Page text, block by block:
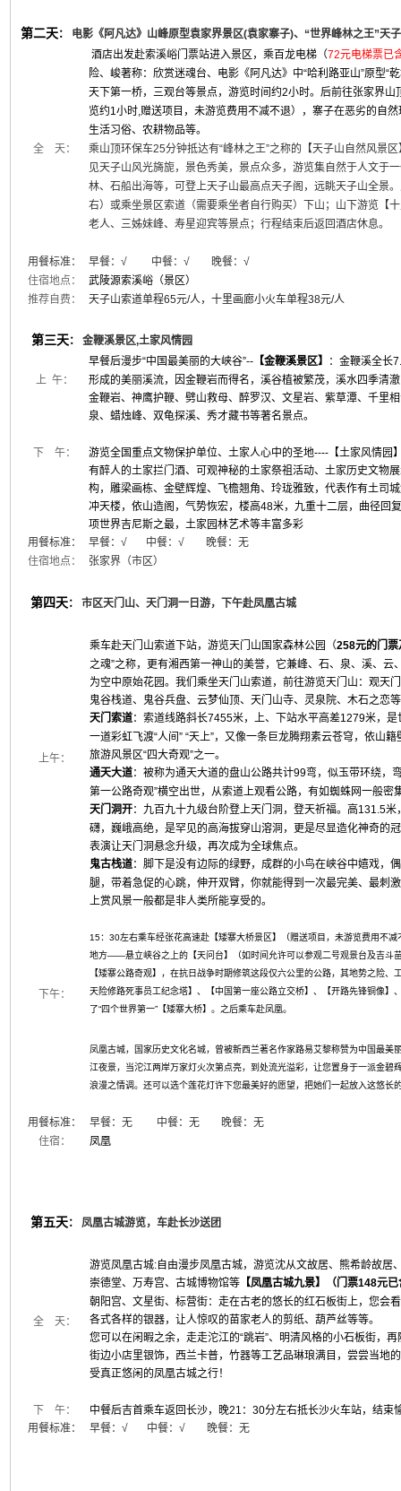
第二天： 电影《阿凡达》山峰原型袁家界景区(袁家寨子)、“世界峰林之王”天
全 天：
酒店出发赴索溪峪门票站进入景区，乘百龙电梯（72元电梯票已
险、峻著称：欣赏迷魂台、电影《阿凡达》中“哈利路亚山”原型“
天下第一桥，三观台等景点，游览时间约2小时。后前往张家界
览约1小时,赠送项目，未游览费用不减不退），寨子在恶劣的自
生活习俗、农耕物品等。
乘山顶环保车25分钟抵达有“峰林之王”之称的【天子山自然风景
见天子山风光旖旎，景色秀美，景点众多，游览集自然于人文于
林、石船出海等，可登上天子山最高点天子阁，远眺天子山全景
右）或乘坐景区索道（需要乘坐者自行购买）下山；山下游览【
老人、三姊妹峰、寿星迎宾等景点；行程结束后返回酒店休息。
用餐标准： 早餐：√ 中餐：√ 晚餐： √
住宿地点：
武陵源索溪峪（景区）
推荐自费：
天子山索道单程65元/人，十里画廊小火车单程38元/人
第三天： 金鞭溪景区,土家风情园
上 午：
早餐后漫步“中国最美丽的大峡谷”-- 【金鞭溪景区】
：金鞭溪全长
形成的美丽溪流，因金鞭岩而得名，溪谷植被繁茂，溪水四季清
金鞭岩、神鹰护鞭、劈山救母、醉罗汉、文星岩、紫草潭、千里
泉、蜡烛峰、双龟探溪、秀才藏书等著名景点。
下 午：
游览全国重点文物保护单位、土家人心中的圣地----【土家风情园
有醉人的土家拦门酒、可观神秘的土家祭祖活动、土家历史文物
构，雕梁画栋、金壁辉煌、飞檐翘角、玲珑雅致，代表作有土司
冲天楼，依山造阁，气势恢宏，楼高48米，九重十二层，曲径回
项世界吉尼斯之最，土家园林艺术等丰富多彩
用餐标准：
早餐： √ 中餐：√ 晚餐：无
住宿地点：
张家界（市区）
第四天： 市区天门山、天门洞一日游，下午赴凤凰古城
上午：
乘车赴天门山索道下站，游览天门山国家森林公园（258元的门
之魂”之称，更有湘西第一神山的美誉，它兼峰、石、泉、溪、
为空中原始花园。我们乘坐天门山索道，前往游览天门山：观天
鬼谷栈道、鬼谷兵盘、云梦仙顶、天门山寺、灵泉院、木石之恋
天门索道：索道线路斜长7455米，上、下站水平高差1279米，
一道彩虹飞渡“人间” “天上”，又像一条巨龙腾翔素云苍穹，依山
旅游风景区“四大奇观”之一。
通天大道：被称为通天大道的盘山公路共计99弯，似玉带环绕，
第一公路奇观”横空出世，从索道上观看公路，有如蜘蛛网一般密
天门洞开：九百九十九级台阶登上天门洞，登天祈福。高131.5
礴，巍峨高绝，是罕见的高海拔穿山溶洞，更是尽显造化神奇的
表演让天门洞悬念升级，再次成为全球焦点。
鬼古栈道：脚下是没有边际的绿野，成群的小鸟在峡谷中嬉戏，
腿，带着急促的心跳，伸开双臂，你就能得到一次最完美、最刺
上赏风景一般都是非人类所能享受的。
下午：
15：30左右乘车经张花高速赴【矮寨大桥景区】（赠送项目，未游览费用不
地方——悬立峡谷之上的【天问台】（如时间允许可以参观二号观景台及吉斗
【矮寨公路奇观】，在抗日战争时期修筑这段仅六公里的公路，其地势之险
天险修路死事员工纪念塔】、【中国第一座公路立交桥】、【开路先锋铜像】
了“四个世界第一”【矮寨大桥】。之后乘车赴凤凰。
凤凰古城，国家历史文化名城，曾被新西兰著名作家路易艾黎称赞为中国最
江夜景，当沱江两岸万家灯火次第点亮，到处流光溢彩，让您置身于一派金碧
浪漫之情调。还可以选个莲花灯许下您最美好的愿望，把她们一起放入这悠
用餐标准：
早餐：无 中餐：无 晚餐：无
住宿：
凤凰
第五天： 凤凰古城游览，车赴长沙送团
全 天：
游览凤凰古城:自由漫步凤凰古城，游览沈从文故居、熊希龄故居
崇德堂、万寿宫、古城博物馆等 【凤凰古城九景】（门票148元
朝阳宫、文星街、标营街：走在古老的悠长的红石板街上，您会
各式各样的银器，让人惊叹的苗家老人的剪纸、葫芦丝等等。
您可以在闲暇之余，走走沱江的“跳岩”、明清风格的小石板街，
街边小店里银饰，西兰卡普，竹器等工艺品琳琅满目，尝尝当地
受真正悠闲的凤凰古城之行！
下 午：
中餐后吉首乘车返回长沙，晚21：30分左右抵长沙火车站，结束
用餐标准：
早餐： √ 中餐：√ 晚餐：无